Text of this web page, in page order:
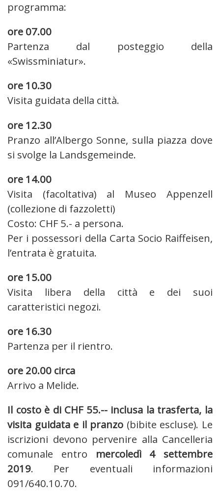
programma:
ore 07.00
Partenza dal posteggio della
«Swissminiatur».
ore 10.30
Visita guidata della città.
ore 12.30
Pranzo all’Albergo Sonne, sulla piazza dove
si svolge la Landsgemeinde.
ore 14.00
Visita (facoltativa) al Museo Appenzell
(collezione di fazzoletti)
Costo: CHF 5.- a persona.
Per i possessori della Carta Socio Raiffeisen,
l’entrata è gratuita.
ore 15.00
Visita libera della città e dei suoi
caratteristici negozi.
ore 16.30
Partenza per il rientro.
ore 20.00 circa
Arrivo a Melide.
Il costo è di CHF 55.-- inclusa la trasferta, la
visita guidata e il pranzo (bibite escluse). Le
iscrizioni devono pervenire alla Cancelleria
comunale entro mercoledì 4 settembre
2019. Per eventuali informazioni
091/640.10.70.